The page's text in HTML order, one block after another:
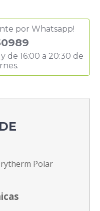
por Whatsapp!
de 16:00 a 20:30 de
Polar